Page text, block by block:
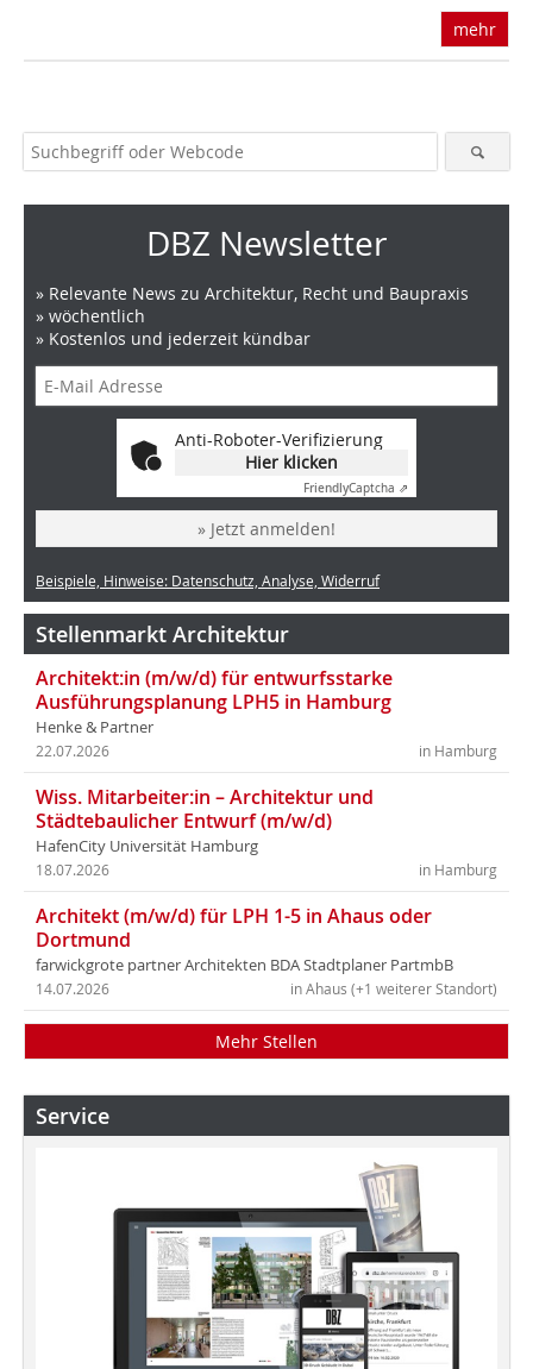
mehr
DBZ Newsletter
» Relevante News zu Architektur, Recht und Baupraxis
» wöchentlich
» Kostenlos und jederzeit kündbar
Anti-Roboter-Verifizierung
Hier klicken
FriendlyCaptcha ⇗
» Jetzt anmelden!
Beispiele, Hinweise: Datenschutz, Analyse, Widerruf
Stellenmarkt Architektur
Architekt:in (m/w/d) für entwurfsstarke
Ausführungsplanung LPH5 in Hamburg
Henke & Partner
in Hamburg
22.07.2026
Wiss. Mitarbeiter:in – Architektur und
Städtebaulicher Entwurf (m/w/d)
HafenCity Universität Hamburg
in Hamburg
18.07.2026
Architekt (m/w/d) für LPH 1-5 in Ahaus oder
Dortmund
farwickgrote partner Architekten BDA Stadtplaner PartmbB
in Ahaus (+1 weiterer Standort)
14.07.2026
Mehr Stellen
Service